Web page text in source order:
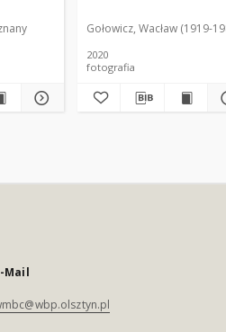
Gołowicz, Wacław (1919-
2020
fotografia
Mail